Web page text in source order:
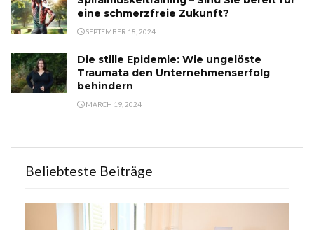
eine schmerzfreie Zukunft?
SEPTEMBER 18, 2024
Die stille Epidemie: Wie ungelöste
Traumata den Unternehmenserfolg
behindern
MARCH 19, 2024
Beliebteste Beiträge